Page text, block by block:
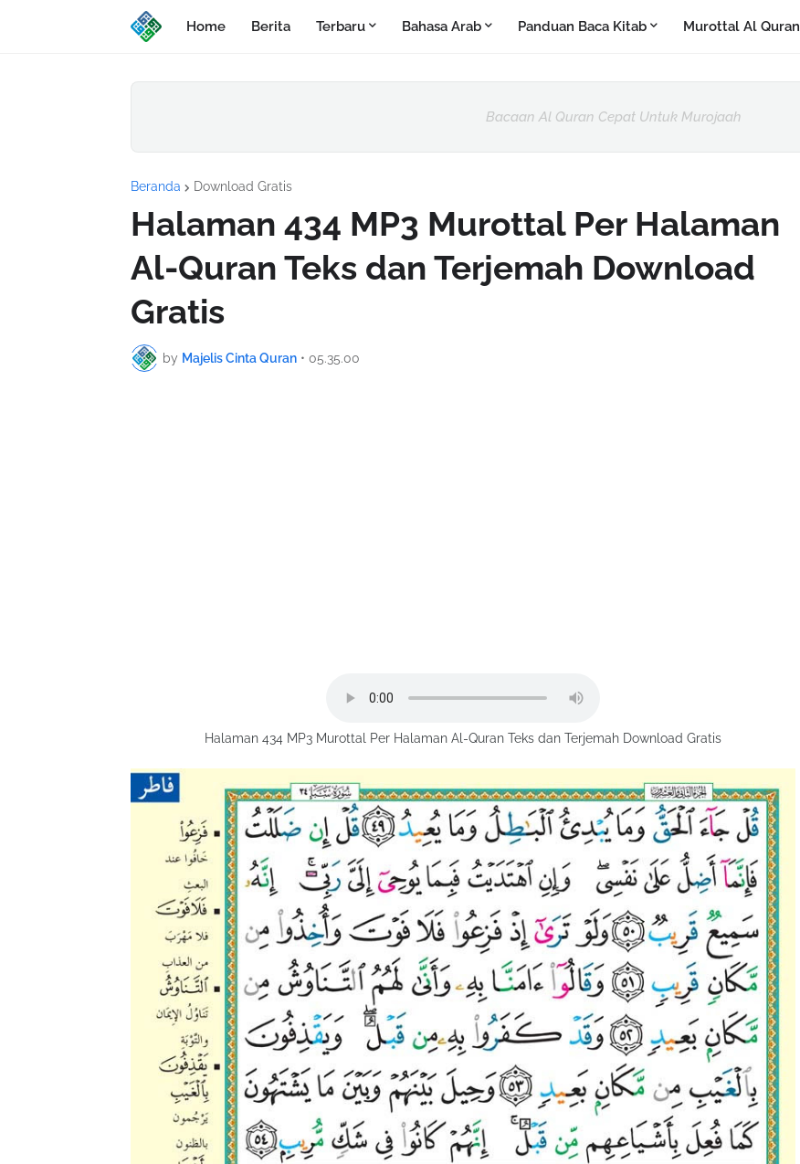
Home Berita Terbaru Bahasa Arab Panduan Baca Kitab Murottal Al Quran
Bacaan Al Quran Cepat Untuk Murojaah
Beranda Download Gratis
Halaman 434 MP3 Murottal Per Halaman
Al-Quran Teks dan Terjemah Download
Gratis
by Majelis Cinta Quran • 05.35.00
Halaman 434 MP3 Murottal Per Halaman Al-Quran Teks dan Terjemah Download Gratis